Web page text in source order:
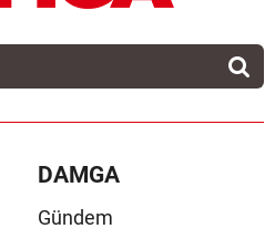
DAMGA
Gündem